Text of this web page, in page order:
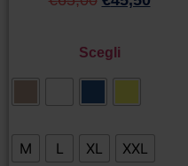
Scegli
M L XL XXL